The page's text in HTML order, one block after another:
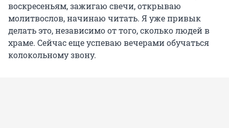
воскресеньям, зажигаю свечи, открываю
молитвослов, начинаю читать. Я уже привык
делать это, независимо от того, сколько людей в
храме. Сейчас еще успеваю вечерами обучаться
колокольному звону.